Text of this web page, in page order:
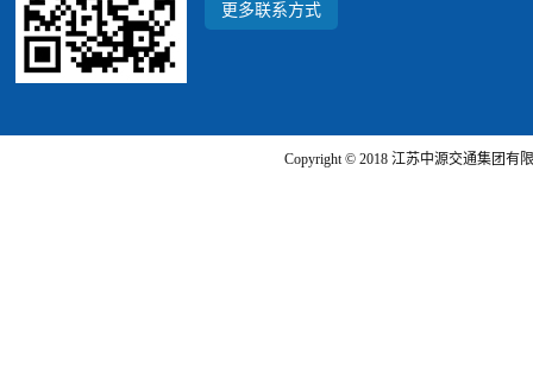
更多联系方式
Copyright © 2018 江苏中源交通集团有